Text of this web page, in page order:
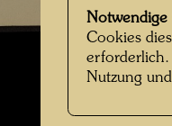
Notwendige
Cookies
erforderlich.
Nutzung